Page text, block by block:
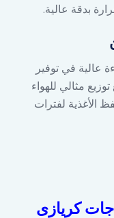
بدقة عالية.
عالية في توفير
مثالي للهواء
الأغذية لفترات
كريازى